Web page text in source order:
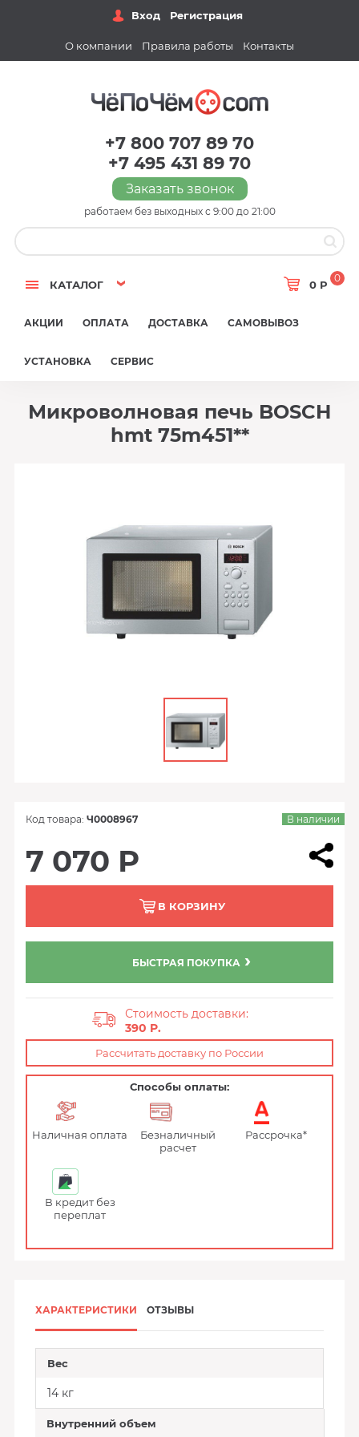
Вход Регистрация
О компании Правила работы Контакты
+7 800 707 89 70
+7 495 431 89 70
Заказать звонок
работаем без выходных с 9:00 до 21:00
КАТАЛОГ 0 Р
0
АКЦИИ ОПЛАТА ДОСТАВКА САМОВЫВОЗ
УСТАНОВКА СЕРВИС
Микроволновая печь BOSCH
hmt 75m451**
Код товара: Ч0008967 В наличии
7 070 Р
В КОРЗИНУ
БЫСТРАЯ ПОКУПКА
Стоимость доставки:
390 P.
Рассчитать доставку по России
Способы оплаты:
Наличная оплата
Безналичный
расчет
Рассрочка*
В кредит без
переплат
ХАРАКТЕРИСТИКИ ОТЗЫВЫ
Вес
14 кг
Внутренний объем